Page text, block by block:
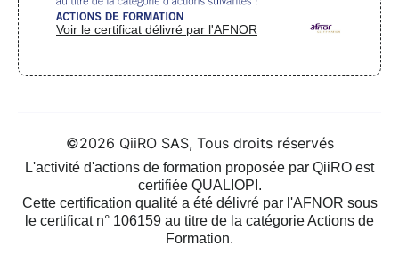
Voir le certificat délivré par l'AFNOR
©2026 QiiRO SAS, Tous droits réservés
L'activité d'actions de formation proposée par QiiRO est
certifiée QUALIOPI.
Cette certification qualité a été délivré par l'AFNOR sous
le certificat n° 106159 au titre de la catégorie Actions de
Formation.